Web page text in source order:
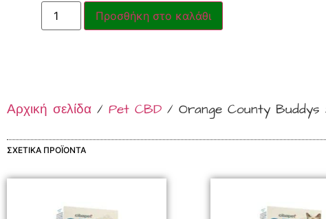
Προσθήκη στο καλάθι
Αρχική σελίδα / Pet CBD / Orange County Buddys
ΣΧΕΤΙΚΆ ΠΡΟΪΌΝΤΑ